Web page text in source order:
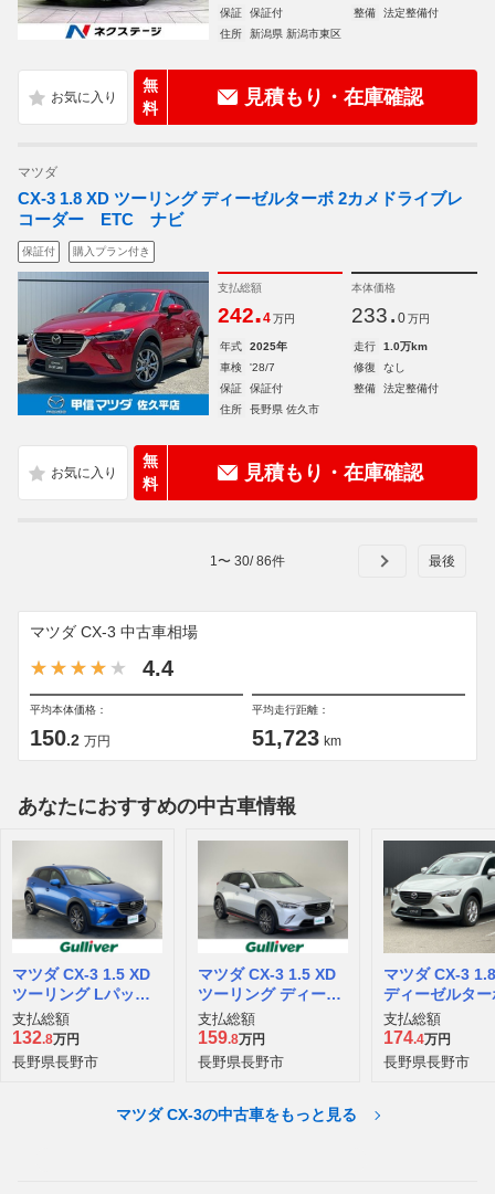
保証 保証付 整備
法定整備付
住所
新潟県 新潟市東区
無
料
見積もり・在庫確認
マツダ
CX-3 1.8 XD ツーリング ディーゼルターボ 2カメドライブレ
コーダー ETC ナビ
保証付 購入プラン付き
支払総額
242.4 万円
本体価格
233. 0 万円
年式 2025年 走行
1.0万km
車検
'28/7 修復
なし
保証
保証付 整備
法定整備付
住所
長野県 佐久市
無
料
見積もり・在庫確認
1 〜 30/86件
マツダ CX-3 中古車相場
4.4
平均本体価格：
150.2 万円
平均走行距離：
51,723 km
あなたにおすすめの中古車情報
マツダ CX-3 1.5 XD
ツーリング Lパッケ
ージ ディーゼルター
ボ
支払総額
132.8万円
長野県長野市
マツダ CX-3 1.5 XD
ツーリング ディーゼ
ルターボ 4WD
支払総額
159.8万円
長野県長野市
マツダ CX-3
ディーゼルター
支払総額
174.4万円
長野県長野市
マツダ CX-3の中古車をもっと見る